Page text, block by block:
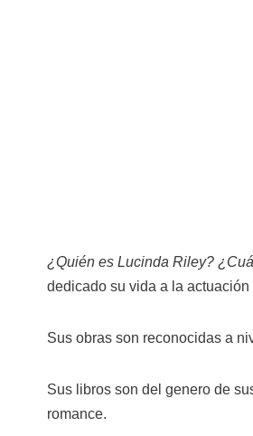
¿Quién es Lucinda Riley?
dedicado su vida a la actuación
Sus obras son reconocidas a
Sus libros son del genero de
romance.